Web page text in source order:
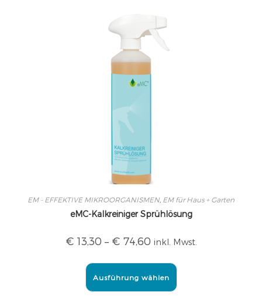
EM - EFFEKTIVE MIKROORGANISMEN EM für Haus + Garten
eMC-Kalkreiniger Sprühlösung
€ 13,30 – € 74,60 inkl. Mwst.
Ausführung wählen